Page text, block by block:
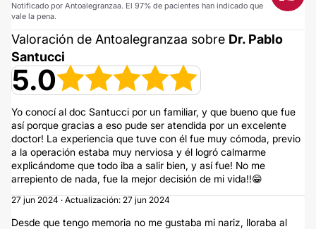
Notificado por Antoalegranzaa. El 97% de pacientes han indicado que
vale la pena.
Valoración de Antoalegranzaa sobre Dr. Pablo
Santucci
5.0
Yo conocí al doc Santucci por un familiar, y que bueno que fue
así porque gracias a eso pude ser atendida por un excelente
doctor! La experiencia que tuve con él fue muy cómoda, previo
a la operación estaba muy nerviosa y él logró calmarme
explicándome que todo iba a salir bien, y así fue! No me
arrepiento de nada, fue la mejor decisión de mi vida!!😁
27 jun 2024 · Actualización: 27 jun 2024
Desde que tengo memoria no me gustaba mi nariz, lloraba al